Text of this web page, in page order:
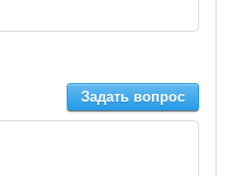
Задать вопрос